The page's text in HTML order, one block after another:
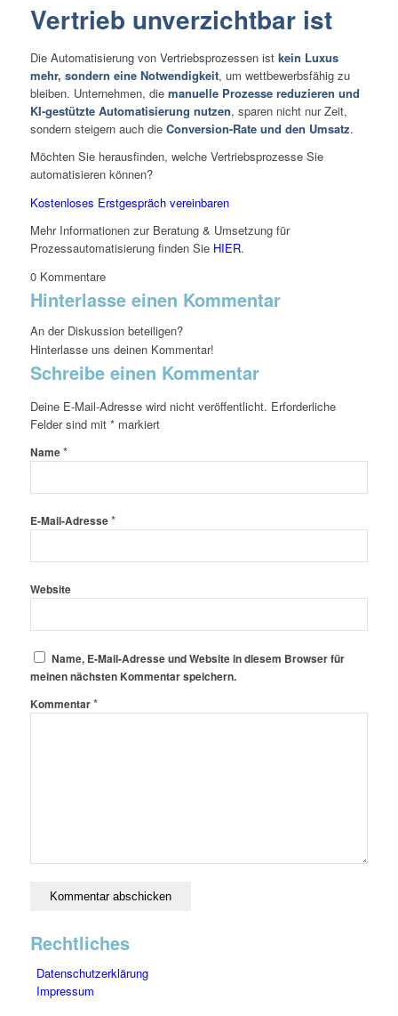
Vertrieb unverzichtbar ist
Die Automatisierung von Vertriebsprozessen ist kein Luxus
mehr, sondern eine Notwendigkeit, um wettbewerbsfähig zu
bleiben. Unternehmen, die manuelle Prozesse reduzieren und
KI-gestützte Automatisierung nutzen, sparen nicht nur Zeit,
sondern steigern auch die Conversion-Rate und den Umsatz.
Möchten Sie herausfinden, welche Vertriebsprozesse Sie
automatisieren können?
Kostenloses Erstgespräch vereinbaren
Mehr Informationen zur Beratung & Umsetzung für
Prozessautomatisierung finden SieHIER.
0 Kommentare
Hinterlasse einen Kommentar
An der Diskussion beteiligen?
Hinterlasse uns deinen Kommentar!
Schreibe einen Kommentar
Deine E-Mail-Adresse wird nicht veröffentlicht. Erforderliche
Felder sind mit *markiert
Name*
E-Mail-Adresse*
Website
Name, E-Mail-Adresse und Website in diesem Browser für
meinen nächsten Kommentar speichern.
Kommentar*
Rechtliches
Datenschutzerklärung
Impressum